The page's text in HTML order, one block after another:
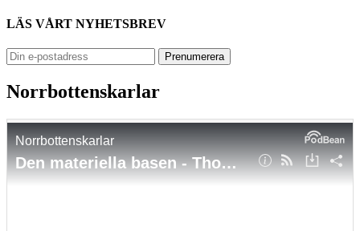
LÄS VÅRT NYHETSBREV
Norrbottenskarlar